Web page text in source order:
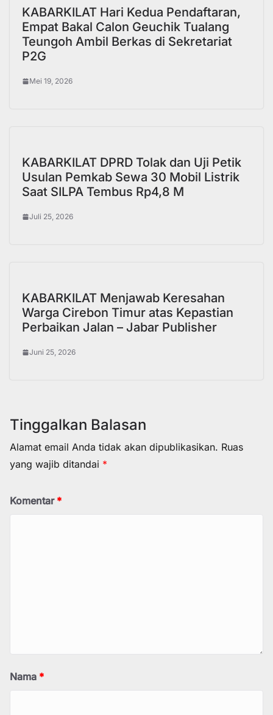
KABARKILAT Hari Kedua Pendaftaran,
Empat Bakal Calon Geuchik Tualang
Teungoh Ambil Berkas di Sekretariat
P2G
Mei 19, 2026
KABARKILAT DPRD Tolak dan Uji Petik
Usulan Pemkab Sewa 30 Mobil Listrik
Saat SILPA Tembus Rp4,8 M
Juli 25, 2026
KABARKILAT Menjawab Keresahan
Warga Cirebon Timur atas Kepastian
Perbaikan Jalan – Jabar Publisher
Juni 25, 2026
Tinggalkan Balasan
Alamat email Anda tidak akan dipublikasikan. Ruas
yang wajib ditandai *
Komentar *
Nama *